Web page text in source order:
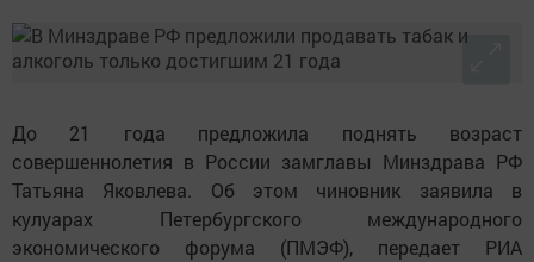
До 21 года предложила поднять возраст
совершеннолетия в России замглавы Минздрава РФ
Татьяна Яковлева. Об этом чиновник заявила в
кулуарах Петербургского международного
экономического форума (ПМЭФ), передает РИА